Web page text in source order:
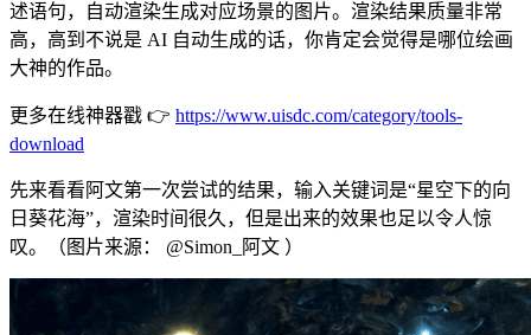
述语句，自动渲染生成对应场景的图片。渲染结果质量非常
高，高到不说是 AI 自动生成的话，你肯定会觉得是哪位绘画
大神的作品。
更多在线神器戳 👉 https://www.uisdc.com/category/tools-
download
先来看看阿文第一次尝试的结果，输入关键词是“星空下的向
日葵花海”，渲染时间很久，但是出来的效果也足以令人惊
叹。（图片来源： @Simon_阿文 ）